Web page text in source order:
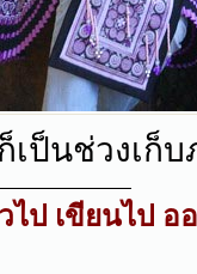
เป็นช่วงเก็
ไป เขียนไป